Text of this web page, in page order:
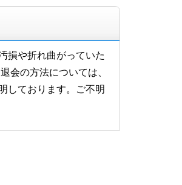
損や折れ曲がっていた
会の方法については、
しております。ご不明